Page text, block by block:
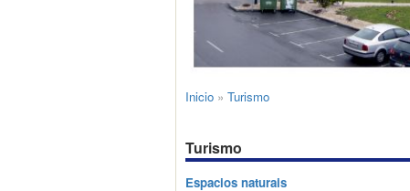
Inicio » Turismo
Turismo
Espacios naturais